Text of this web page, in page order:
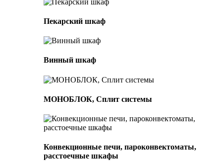
Пекарский шкаф
Винный шкаф
МОНОБЛОК, Сплит системы
Конвекционные печи, пароконвектоматы,
расстоечные шкафы